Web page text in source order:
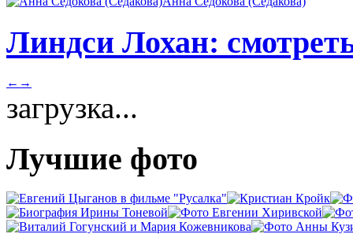
Линдси Лохан:
← →
загрузка...
Лучшие фото